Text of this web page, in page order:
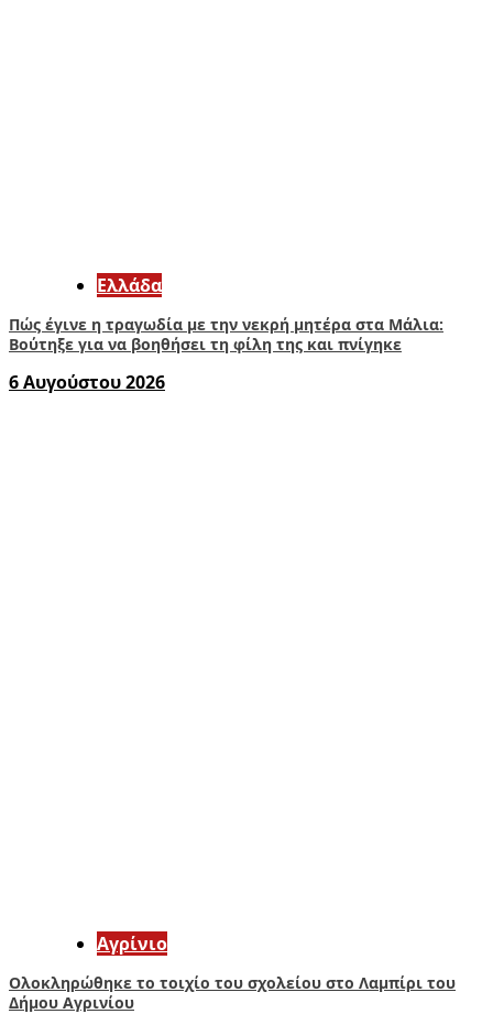
Ελλάδα
Πώς έγινε η τραγωδία με την νεκρή μητέρα στα Μάλια:
Βούτηξε για να βοηθήσει τη φίλη της και πνίγηκε
6 Αυγούστου 2026
Aγρίνιο
Ολοκληρώθηκε το τοιχίο του σχολείου στο Λαμπίρι του
Δήμου Αγρινίου